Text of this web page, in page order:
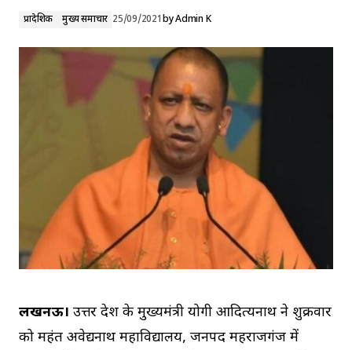
प्रादेशिक मुख्य समाचार 25/09/2021byAdmin K
लखनऊ। उत्तर प्रदेश के मुख्यमंत्री योगी आदित्यनाथ ने शुक्रवार
को महंत अवेद्यनाथ महाविद्यालय, जनपद महराजगंज में